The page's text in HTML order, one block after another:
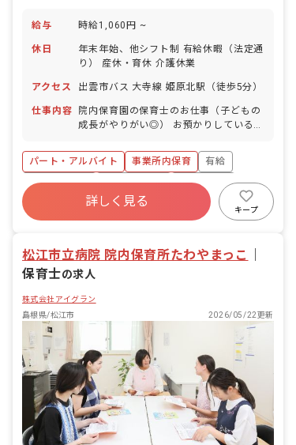
給与 時給1,060円 ~
休日
年末年始、他シフト制 有給休暇（法定通
り） 産休・育休 介護休業
アクセス 出雲市バス 大寺線 姫原北駅（徒歩5分）
仕事内容
院内保育園の保育士のお仕事（子どもの
成長がやりがい◎） お預かりしている子
食事・睡眠・排泄・清潔・衣類の着脱等
・集団生活を通じた社会性の装着 ・行事
の計画・実行、お知らせの作成
パート・アルバイト 事業所内保育
有給
福利厚生充実
産休育休制度
未経験歓迎
WEB面接OK
詳しく見る
キープ
松江市立病院 院内保育所たわやまっこ
保育士の求人
株式会社アイグラン
島根県/松江市
2026/05/22更新